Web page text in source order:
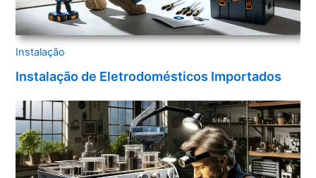
Instalação
Instalação de Eletrodomésticos Importados